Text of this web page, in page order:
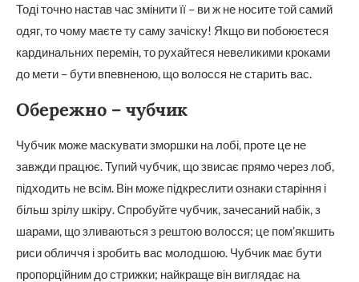
Тоді точно настав час змінити її – ви ж не носите той самий
одяг, то чому маєте ту саму зачіску! Якщо ви побоюєтеся
кардинальних перемін, то рухайтеся невеликими кроками
до мети – бути впевненою, що волосся не старить вас.
Обережно – чубчик
Чубчик може маскувати зморшки на лобі, проте це не
завжди працює. Тупий чубчик, що звисає прямо через лоб,
підходить не всім. Він може підкреслити ознаки старіння і
більш зрілу шкіру. Спробуйте чубчик, зачесаний набік, з
шарами, що зливаються з рештою волосся; це пом’якшить
риси обличчя і зробить вас молодшою. Чубчик має бути
пропорційним до стрижки; найкраще він виглядає на